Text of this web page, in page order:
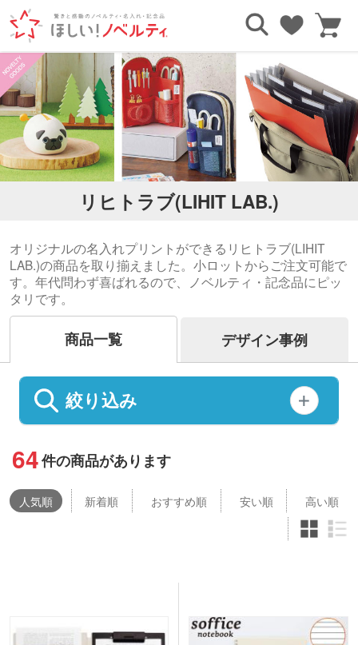
TOP ブランドで探す リヒトラブ(LIHIT LAB.)
リヒトラブ(LIHIT LAB.)
オリジナルの名入れプリントができるリヒトラブ(LIHIT
LAB.)の商品を取り揃えました。小ロットからご注文可能で
す。年代問わず喜ばれるので、ノベルティ・記念品にピッ
タリです。
商品一覧 デザイン事例
絞り込み
64件の商品があります
人気順 新着順 おすすめ順 安い順 高い順